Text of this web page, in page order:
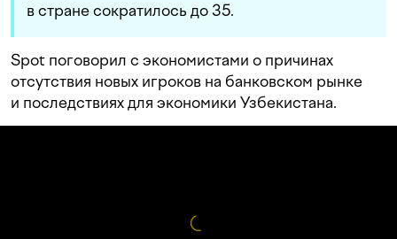
в стране сократилось до 35.
Spot поговорил с экономистами о причинах
отсутствия новых игроков на банковском рынке
и последствиях для экономики Узбекистана.